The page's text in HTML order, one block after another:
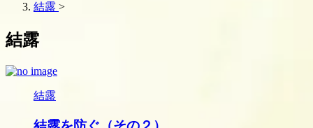
結露 >
結露
結露